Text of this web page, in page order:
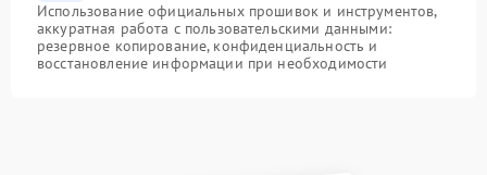
Использование официальных прошивок и инструментов,
аккуратная работа с пользовательскими данными:
резервное копирование, конфиденциальность и
восстановление информации при необходимости